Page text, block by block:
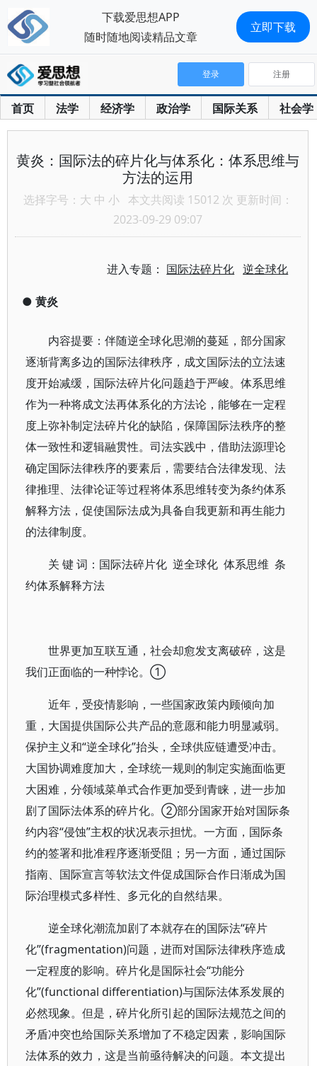
首页 法学 经济学 政治学 国际关系 社会学
登录 注册
黄炎：国际法的碎片化与体系化：体系思维与
方法的运用
选择字号： 大 中 小 本文共阅读 15012 次 更新时间：
2023-09-29 09:07
进入专题： 国际法碎片化 逆全球化
● 黄炎
内容提要：伴随逆全球化思潮的蔓延，部分国家
逐渐背离多边的国际法律秩序，成文国际法的立法速
度开始减缓，国际法碎片化问题趋于严峻。体系思维
作为一种将成文法再体系化的方法论，能够在一定程
度上弥补制定法碎片化的缺陷，保障国际法秩序的整
体一致性和逻辑融贯性。司法实践中，借助法源理论
确定国际法律秩序的要素后，需要结合法律发现、法
律推理、法律论证等过程将体系思维转变为条约体系
解释方法，促使国际法成为具备自我更新和再生能力
的法律制度。
关 键 词：国际法碎片化 逆全球化 体系思维 条
约体系解释方法
世界更加互联互通，社会却愈发支离破碎，这是
我们正面临的一种悖论。①
近年，受疫情影响，一些国家政策内顾倾向加
重，大国提供国际公共产品的意愿和能力明显减弱。
保护主义和“逆全球化”抬头，全球供应链遭受冲击。
大国协调难度加大，全球统一规则的制定实施面临更
大困难，分领域菜单式合作更加受到青睐，进一步加
剧了国际法体系的碎片化。②部分国家开始对国际条
约内容“侵蚀”主权的状况表示担忧。一方面，国际条
约的签署和批准程序逐渐受阻；另一方面，通过国际
指南、国际宣言等软法文件促成国际合作日渐成为国
际治理模式多样性、多元化的自然结果。
逆全球化潮流加剧了本就存在的国际法“碎片
化”(fragmentation)问题，进而对国际法律秩序造成
一定程度的影响。碎片化是国际社会“功能分
化”(functional differentiation)与国际法体系发展的
必然现象。但是，碎片化所引起的国际法规范之间的
矛盾冲突也给国际关系增加了不稳定因素，影响国际
法体系的效力，这是当前亟待解决的问题。本文提出
下载爱思想APP
随时随地阅读精品文章
立即下载